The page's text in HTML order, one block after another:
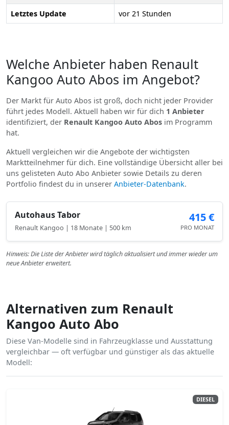
Letztes Update vor 21 Stunden
Welche Anbieter haben Renault
Kangoo Auto Abos im Angebot?
Der Markt für Auto Abos ist groß, doch nicht jeder Provider
führt jedes Modell. Aktuell haben wir für dich 1 Anbieter
identifiziert, der Renault Kangoo Auto Abos im Programm
hat.
Aktuell vergleichen wir die Angebote der wichtigsten
Marktteilnehmer für dich. Eine vollständige Übersicht aller bei
uns gelisteten Auto Abo Anbieter sowie Details zu deren
Portfolio findest du in unserer Anbieter-Datenbank.
Autohaus Tabor
Renault Kangoo | 18 Monate | 500 km
415 €
PRO MONAT
Hinweis: Die Liste der Anbieter wird täglich aktualisiert und immer wieder um
neue Anbieter erweitert.
Alternativen zum Renault
Kangoo Auto Abo
Diese Van-Modelle sind in Fahrzeugklasse und Ausstattung
vergleichbar — oft verfügbar und günstiger als das aktuelle
Modell:
DIESEL